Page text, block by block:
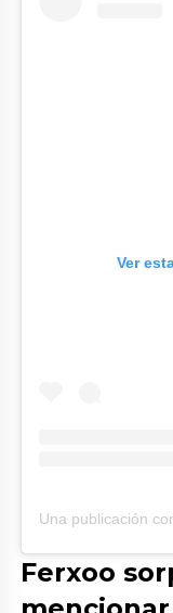
Ver
Una publicación
Ferxoo